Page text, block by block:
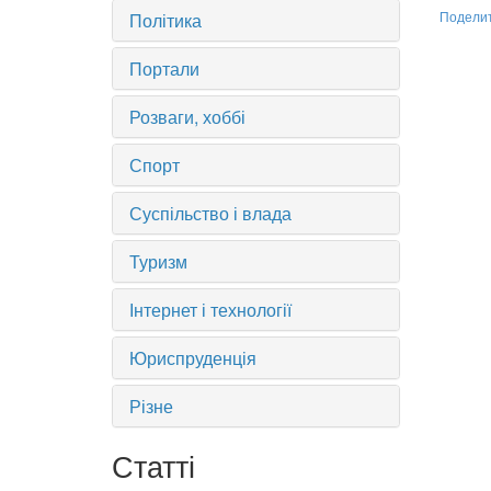
Політика
Портали
Розваги, хоббі
Спорт
Суспільство і влада
Туризм
Інтернет і технології
Юриспруденція
Різне
Статті